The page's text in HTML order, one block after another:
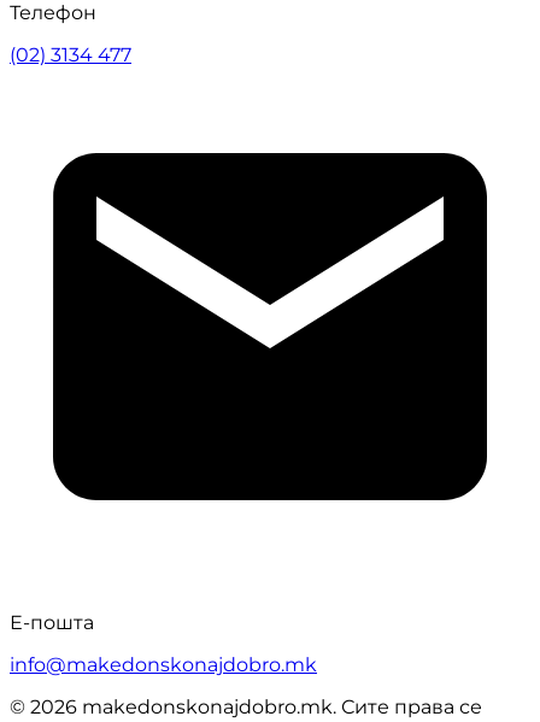
Телефон
(02) 3134 477
Е-пошта
info@makedonskonajdobro.mk
© 2026 makedonskonajdobro.mk. Сите права се